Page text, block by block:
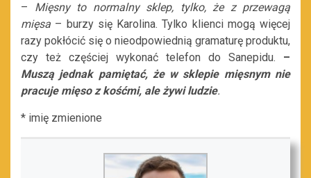
– Mięsny to normalny sklep, tylko, że z przewagą
mięsa – burzy się Karolina. Tylko klienci mogą więcej
razy pokłócić się o nieodpowiednią gramaturę produktu,
czy też częściej wykonać telefon do Sanepidu. –
Muszą jednak pamiętać, że w sklepie mięsnym nie
pracuje mięso z kośćmi, ale żywi ludzie.
* imię zmienione